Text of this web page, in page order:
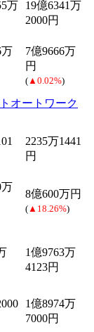
万
19億6341万
2000円
万
7億9666万
円
( ▲0.02%)
オートワーク
2235万1441
円
万
8億600万円
( ▲18.26%)
1億9763万
4123円
1億8974万
7000円